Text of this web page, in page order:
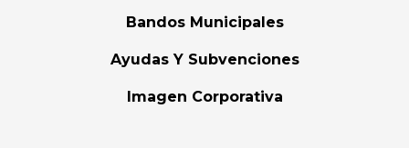
Bandos Municipales
Ayudas Y Subvenciones
Imagen Corporativa